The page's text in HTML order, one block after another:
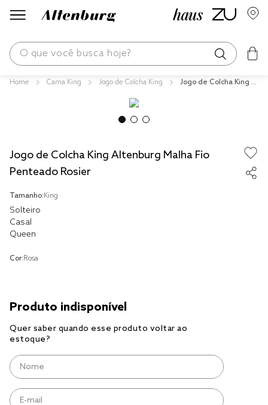
O que você busca hoje?
Cama King Jogo de Colcha King
Jogo de Colcha King Al
Jogo de Colcha King Altenburg Malha Fio
Penteado Rosier
Tamanho:King
Solteiro
Casal
Queen
Cor:Rosa
fronha
jogos cama
travesseiro
tencel
solteiro king
cobre leito
jogo cama casal